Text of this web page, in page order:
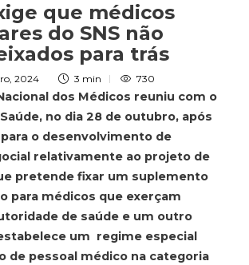
que médicos
do SNS não
para trás
2024 3 min 730
dos Médicos reuniu com o
no dia 28 de outubro, após
o desenvolvimento de
relativamente ao projeto de
pretende fixar um suplemento
para médicos que exerçam
de saúde e um outro
um regime especial
de pessoal médico na categoria